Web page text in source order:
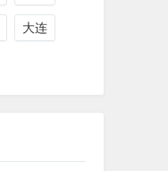
大连